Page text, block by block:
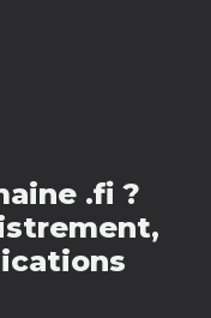
.fi ?